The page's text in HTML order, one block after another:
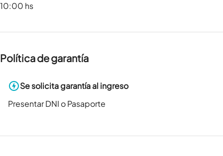
10:00 hs
Política de garantía
Se solicita garantía al ingreso
Presentar DNI o Pasaporte